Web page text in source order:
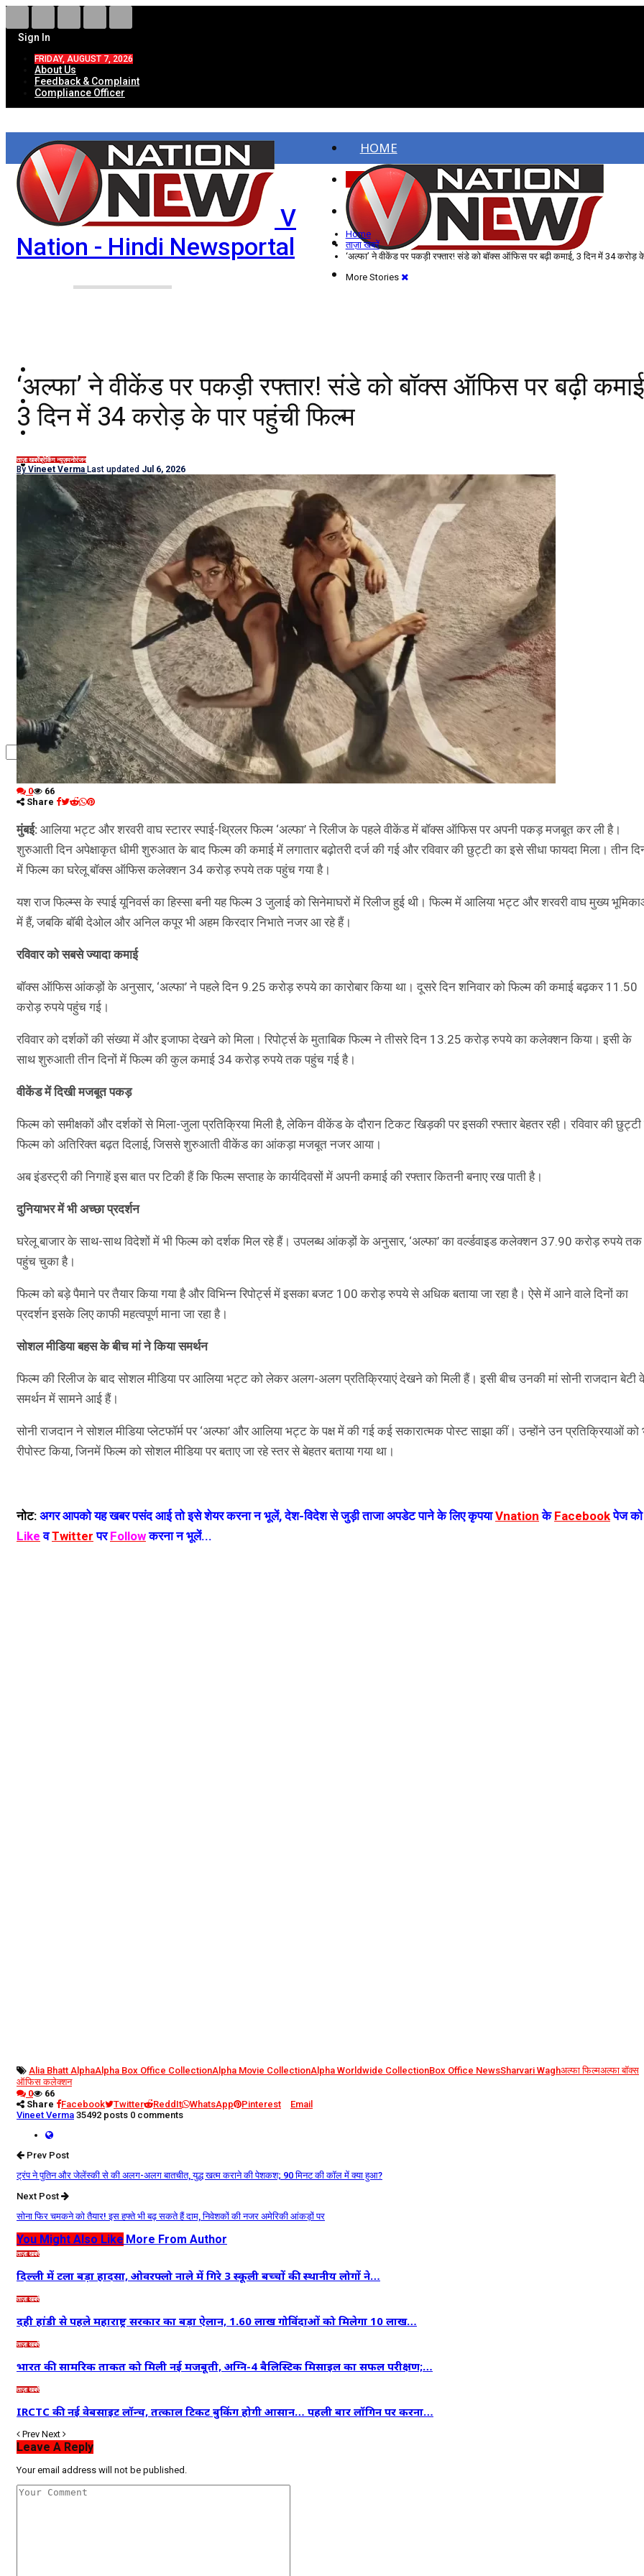
Sign In
FRIDAY, AUGUST 7, 2026
About Us
Feedback & Complaint
Compliance Officer
V
Nation - Hindi Newsportal
HOME
ताज़ा खबरें
देश
विदेश
दिल्ली/NCR
राजनीति
कारोबार
खेल
मनोरंजन
शिक्षा
नौकरियां
जीवन शैली
हेल्थ
क्राइम
कृषि
धर्म
विज्ञान तकनीकी
Home
ताज़ा खबरें
‘अल्फा’ ने वीकेंड पर पकड़ी रफ्तार! संडे को बॉक्स ऑफिस पर बढ़ी कमाई, 3 दिन में 34 करोड़ के
‘अल्फा’ ने वीकेंड पर पकड़ी रफ्तार! संडे को बॉक्स ऑफिस पर बढ़ी
3 दिन में 34 करोड़ के पार पहुंची फिल्म
ताज़ा खबरेंब्रेकिंग न्यूज़मनोरंजन
By Vineet Verma Last updated Jul 6, 2026
0
66
Share
मुंबई: आलिया भट्ट और शरवरी वाघ स्टारर स्पाई-थ्रिलर फिल्म ‘अल्फा’ ने रिलीज के पहले वीकेंड में बॉक्स ऑफिस पर अपनी पकड़ मजबूत कर ली है।
शुरुआती दिन अपेक्षाकृत धीमी शुरुआत के बाद फिल्म की कमाई में लगातार बढ़ोतरी दर्ज की गई और रविवार की छुट्टी का इसे सीधा फायदा मिला। तीन
में फिल्म का घरेलू बॉक्स ऑफिस कलेक्शन 34 करोड़ रुपये तक पहुंच गया है।
यश राज फिल्म्स के स्पाई यूनिवर्स का हिस्सा बनी यह फिल्म 3 जुलाई को सिनेमाघरों में रिलीज हुई थी। फिल्म में आलिया भट्ट और शरवरी वाघ मुख्य
में हैं, जबकि बॉबी देओल और अनिल कपूर भी अहम किरदार निभाते नजर आ रहे हैं।
रविवार को सबसे ज्यादा कमाई
बॉक्स ऑफिस आंकड़ों के अनुसार, ‘अल्फा’ ने पहले दिन 9.25 करोड़ रुपये का कारोबार किया था। दूसरे दिन शनिवार को फिल्म की कमाई बढ़कर 11.50
करोड़ रुपये पहुंच गई।
रविवार को दर्शकों की संख्या में और इजाफा देखने को मिला। रिपोर्ट्स के मुताबिक फिल्म ने तीसरे दिन 13.25 करोड़ रुपये का कलेक्शन किया। इसी के
साथ शुरुआती तीन दिनों में फिल्म की कुल कमाई 34 करोड़ रुपये तक पहुंच गई है।
वीकेंड में दिखी मजबूत पकड़
फिल्म को समीक्षकों और दर्शकों से मिला-जुला प्रतिक्रिया मिली है, लेकिन वीकेंड के दौरान टिकट खिड़की पर इसकी रफ्तार बेहतर रही। रविवार की
फिल्म को अतिरिक्त बढ़त दिलाई, जिससे शुरुआती वीकेंड का आंकड़ा मजबूत नजर आया।
अब इंडस्ट्री की निगाहें इस बात पर टिकी हैं कि फिल्म सप्ताह के कार्यदिवसों में अपनी कमाई की रफ्तार कितनी बनाए रख पाती है।
दुनियाभर में भी अच्छा प्रदर्शन
घरेलू बाजार के साथ-साथ विदेशों में भी फिल्म को दर्शक मिल रहे हैं। उपलब्ध आंकड़ों के अनुसार, ‘अल्फा’ का वर्ल्डवाइड कलेक्शन 37.90 करोड़ रुपये तक
पहुंच चुका है।
फिल्म को बड़े पैमाने पर तैयार किया गया है और विभिन्न रिपोर्ट्स में इसका बजट 100 करोड़ रुपये से अधिक बताया जा रहा है। ऐसे में आने वाले दिनों का
प्रदर्शन इसके लिए काफी महत्वपूर्ण माना जा रहा है।
सोशल मीडिया बहस के बीच मां ने किया समर्थन
फिल्म की रिलीज के बाद सोशल मीडिया पर आलिया भट्ट को लेकर अलग-अलग प्रतिक्रियाएं देखने को मिली हैं। इसी बीच उनकी मां सोनी राजदान बेटी
समर्थन में सामने आई हैं।
सोनी राजदान ने सोशल मीडिया प्लेटफॉर्म पर ‘अल्फा’ और आलिया भट्ट के पक्ष में की गई कई सकारात्मक पोस्ट साझा कीं। उन्होंने उन प्रतिक्रियाओं को
रीपोस्ट किया, जिनमें फिल्म को सोशल मीडिया पर बताए जा रहे स्तर से बेहतर बताया गया था।
नोट: अगर आपको यह खबर पसंद आई तो इसे शेयर करना न भूलें, देश-विदेश से जुड़ी ताजा अपडेट पाने के लिए कृपयाVnation के Facebookपेज को
Like वTwitter परFollowकरना न भूलें...
Alia Bhatt AlphaAlpha Box Office CollectionAlpha Movie CollectionAlpha Worldwide CollectionBox Office NewsSharvari Waghअल्फा फिल्मअल्फा बॉक्स
ऑफिस कलेक्शन
0
66
Share
Facebook Twitter ReddIt WhatsApp Pinterest
Email
Vineet Verma 35492 posts 0 comments
Prev Post
ट्रंप ने पुतिन और जेलेंस्की से की अलग-अलग बातचीत, युद्ध खत्म कराने की पेशकश; 90 मिनट की कॉल में क्या हुआ?
Next Post
सोना फिर चमकने को तैयार! इस हफ्ते भी बढ़ सकते हैं दाम, निवेशकों की नजर अमेरिकी आंकड़ों पर
You Might Also Like More From Author
ताज़ा खबरें
दिल्ली में टला बड़ा हादसा, ओवरफ्लो नाले में गिरे 3 स्कूली बच्चों की स्थानीय लोगों ने…
ताज़ा खबरें
दही हांडी से पहले महाराष्ट्र सरकार का बड़ा ऐलान, 1.60 लाख गोविंदाओं को मिलेगा 10 लाख…
ताज़ा खबरें
भारत की सामरिक ताकत को मिली नई मजबूती, अग्नि-4 बैलिस्टिक मिसाइल का सफल परीक्षण;…
ताज़ा खबरें
IRCTC की नई वेबसाइट लॉन्च, तत्काल टिकट बुकिंग होगी आसान… पहली बार लॉगिन पर करना…
Prev Next
Leave A Reply
Your email address will not be published.
More Stories